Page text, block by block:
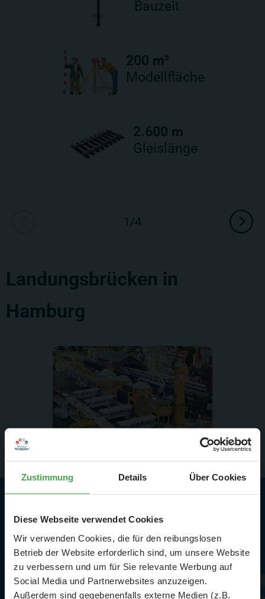
Zustimmung Details Über Cookies
Diese Webseite verwendet Cookies
Wir verwenden Cookies, die für den reibungslosen
Betrieb der Website erforderlich sind, um unsere Website
zu verbessern und um für Sie relevante Werbung auf
Social Media und Partnerwebsites anzuzeigen.
Außerdem sind gegebenenfalls externe Medien (z.B.
Bauzeit
200 m²
Modellfläche
2.600 m
Gleislänge
Landungsbrücken in
Hamburg
Highlights in Hamburg